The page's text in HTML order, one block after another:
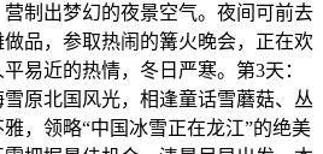
制出梦幻的夜景空气。夜间可前去
品，参取热闹的篝火晚会，正在欢
易近的热情，冬日严寒。第3天：
原北国风光，相逢童话雪蘑菇、丛
，领略“中国冰雪正在龙江”的绝美